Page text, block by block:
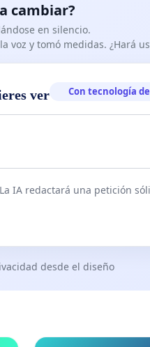
cambiar?
en silencio.
voz y tomó medidas. ¿Hará
ver Con tecnología
IA redactará una petición
desde el diseño